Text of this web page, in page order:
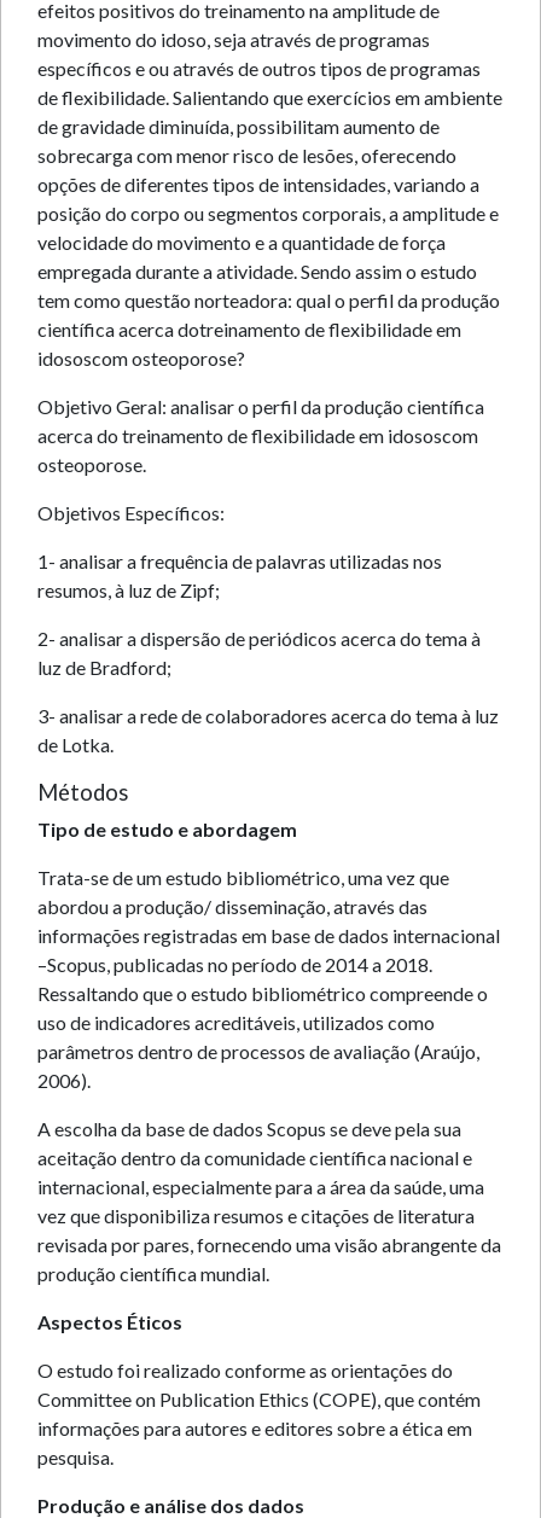
efeitos positivos do treinamento na amplitude de
movimento do idoso, seja através de programas
específicos e ou através de outros tipos de programas
de flexibilidade. Salientando que exercícios em ambiente
de gravidade diminuída, possibilitam aumento de
sobrecarga com menor risco de lesões, oferecendo
opções de diferentes tipos de intensidades, variando a
posição do corpo ou segmentos corporais, a amplitude e
velocidade do movimento e a quantidade de força
empregada durante a atividade. Sendo assim o estudo
tem como questão norteadora: qual o perfil da produção
científica acerca dotreinamento de flexibilidade em
idososcom osteoporose?
Objetivo Geral: analisar o perfil da produção científica
acerca do treinamento de flexibilidade em idososcom
osteoporose.
Objetivos Específicos:
1- analisar a frequência de palavras utilizadas nos
resumos, à luz de Zipf;
2- analisar a dispersão de periódicos acerca do tema à
luz de Bradford;
3- analisar a rede de colaboradores acerca do tema à luz
de Lotka.
Métodos
Tipo de estudo e abordagem
Trata-se de um estudo bibliométrico, uma vez que
abordou a produção/ disseminação, através das
informações registradas em base de dados internacional
–Scopus, publicadas no período de 2014 a 2018.
Ressaltando que o estudo bibliométrico compreende o
uso de indicadores acreditáveis, utilizados como
parâmetros dentro de processos de avaliação (Araújo,
2006).
A escolha da base de dados Scopus se deve pela sua
aceitação dentro da comunidade científica nacional e
internacional, especialmente para a área da saúde, uma
vez que disponibiliza resumos e citações de literatura
revisada por pares, fornecendo uma visão abrangente da
produção científica mundial.
Aspectos Éticos
O estudo foi realizado conforme as orientações do
Committee on Publication Ethics (COPE), que contém
informações para autores e editores sobre a ética em
pesquisa.
Produção e análise dos dados